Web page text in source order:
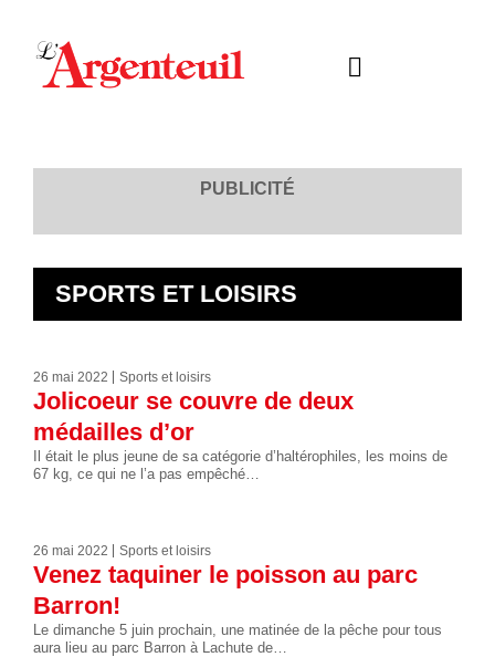
PUBLICITÉ
SPORTS ET LOISIRS
26 mai 2022 Sports et loisirs
Jolicoeur se couvre de deux
médailles d’or
Il était le plus jeune de sa catégorie d’haltérophiles, les moins de
67 kg, ce qui ne l’a pas empêché…
26 mai 2022 Sports et loisirs
Venez taquiner le poisson au parc
Barron!
Le dimanche 5 juin prochain, une matinée de la pêche pour tous
aura lieu au parc Barron à Lachute de…